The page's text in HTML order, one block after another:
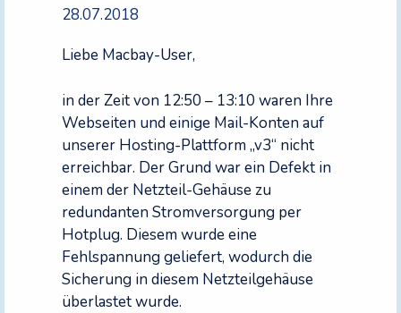
28.07.2018
Liebe Macbay-User,
in der Zeit von 12:50 – 13:10 waren Ihre
Webseiten und einige Mail-Konten auf
unserer Hosting-Plattform „v3“ nicht
erreichbar. Der Grund war ein Defekt in
einem der Netzteil-Gehäuse zu
redundanten Stromversorgung per
Hotplug. Diesem wurde eine
Fehlspannung geliefert, wodurch die
Sicherung in diesem Netzteilgehäuse
überlastet wurde.